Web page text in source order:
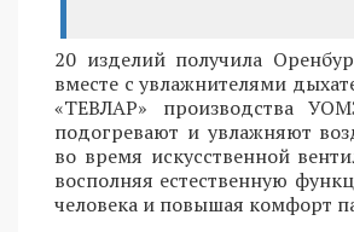
20 изделий получила
вместе с увлажнителями
«ТЕВЛАР» производства
подогревают и увлажняют
во время искусственной
восполняя естественную
человека и повышая комфорт